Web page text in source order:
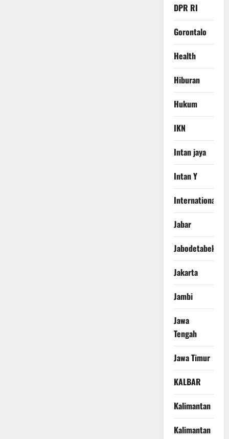
DPR RI
Gorontalo
Health
Hiburan
Hukum
IKN
Intan jaya
Intan Y
International
Jabar
Jabodetabek
Jakarta
Jambi
Jawa
Tengah
Jawa Timur
KALBAR
Kalimantan
Kalimantan